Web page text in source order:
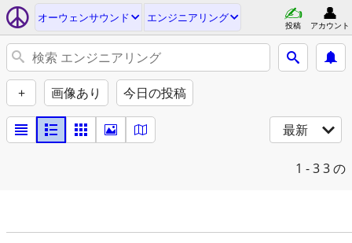
オーウェンサウンド エンジニアリング
投稿 アカウント
+ 画像あり 今日の投稿
最新
1 - 33 の